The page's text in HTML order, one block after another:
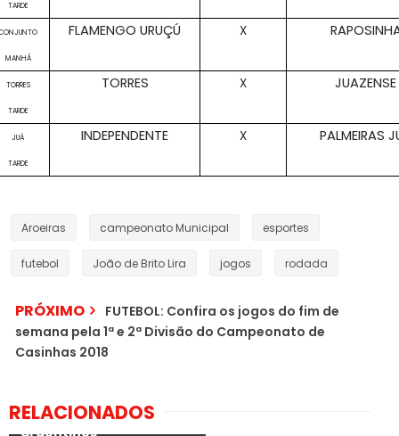
TARDE
MANHÃ
FLAMENGO URUÇÚ X
TORRES
TARDE
TORRES X JUAZENSE
JUÁ
TARDE
INDEPENDENTE X PALMEIRAS
Aroeiras campeonato Municipal esportes
futebol João de Brito Lira jogos rodada
PRÓXIMO
FUTEBOL: Confira os jogos do fim de
semana pela 1ª e 2ª Divisão do Campeonato de
Casinhas 2018
RELACIONADOS
pedir deportação de
argentinos
Brasil Bicampeão de
futebol na olimpíada de
Pernambuco autoriza